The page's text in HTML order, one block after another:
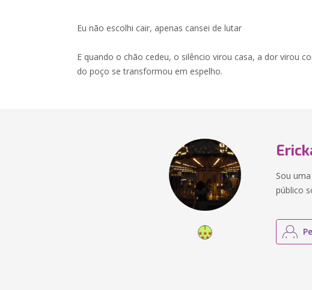
Eu não escolhi cair, apenas cansei de lutar
E quando o chão cedeu, o silêncio virou casa, a dor virou
do poço se transformou em espelho.
Sou
público